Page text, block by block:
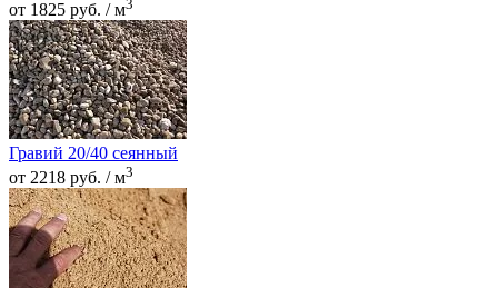
от 1825 руб. / м3
Гравий 20/40 сеянный
от 2218 руб. / м3